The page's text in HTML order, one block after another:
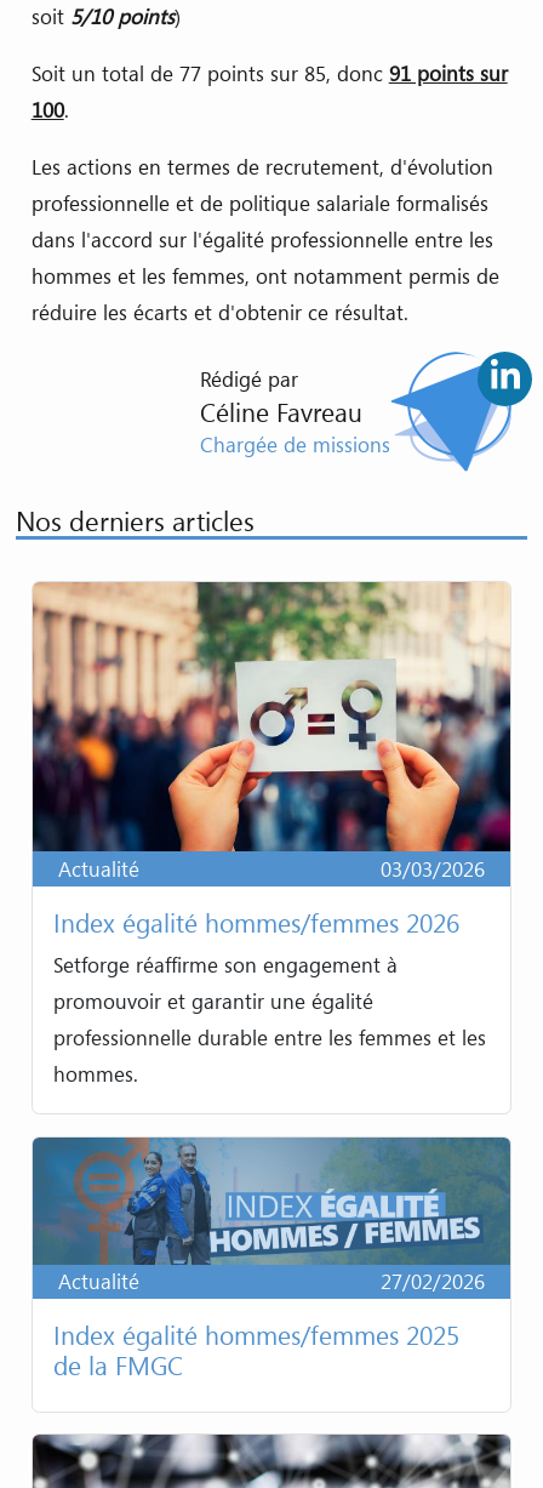
soit 5/10 points)
Soit un total de 77 points sur 85, donc 91 points sur
100.
Les actions en termes de recrutement, d'évolution
professionnelle et de politique salariale formalisés
dans l'accord sur l'égalité professionnelle entre les
hommes et les femmes, ont notamment permis de
réduire les écarts et d'obtenir ce résultat.
Rédigé par
Céline Favreau
Chargée de missions
Nos derniers articles
Actualité 03/03/2026
Index égalité hommes/femmes 2026
Setforge réaffirme son engagement à
promouvoir et garantir une égalité
professionnelle durable entre les femmes et les
hommes.
Actualité 27/02/2026
Index égalité hommes/femmes 2025
de la FMGC